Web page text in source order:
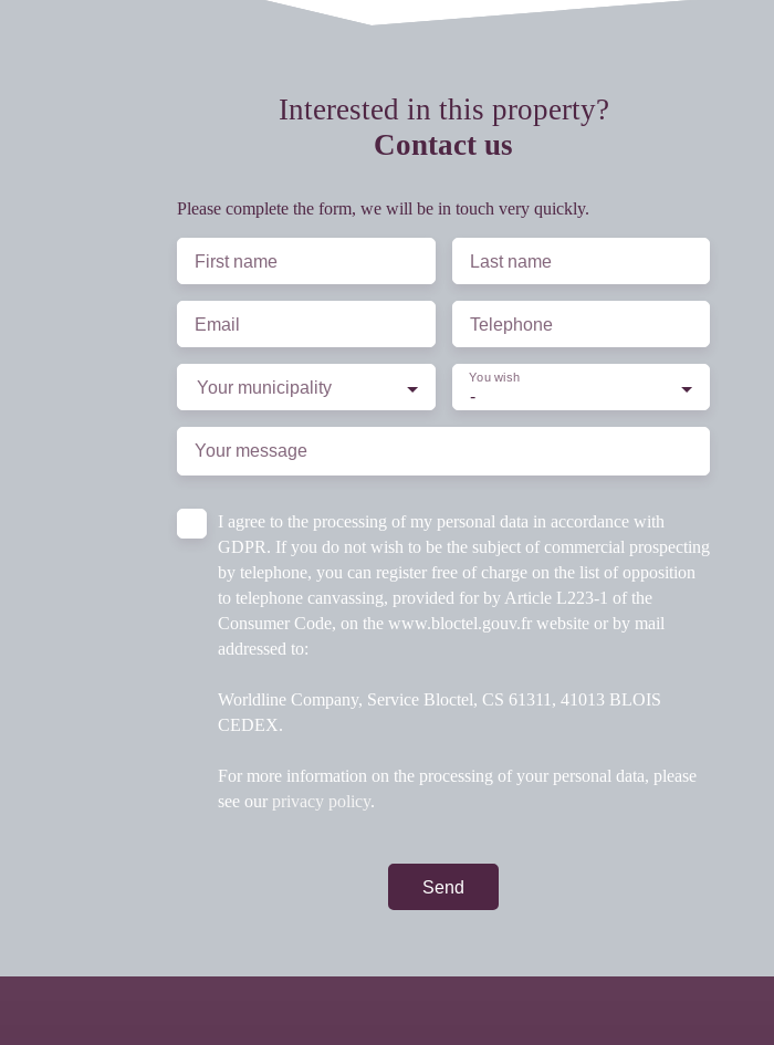
Interested in this property?
Contact us
Please complete the form, we will be in touch very quickly.
First name Last name
Email Telephone
Your municipality -
You wish
Your message
I agree to the processing of my personal data in accordance with
GDPR. If you do not wish to be the subject of commercial prospecting
by telephone, you can register free of charge on the list of opposition
to telephone canvassing, provided for by Article L223-1 of the
Consumer Code, on the www.bloctel.gouv.fr website or by mail
addressed to:
Worldline Company, Service Bloctel, CS 61311, 41013 BLOIS
CEDEX.
For more information on the processing of your personal data, please
see our privacy policy.
Send